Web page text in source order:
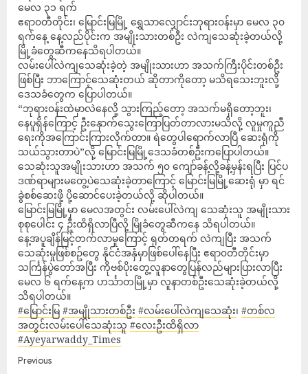
မေလ ၃၁ ရက်
ဧရာ၀တီတိုင်း၊ မြောင်းမြမြို့ ရွှေသာလျှောင်းဘုရား၀န်းမှာ မေလ ၃၀
ရက်နေ့ နေ့လည်ပိုင်းက အမျိုးသားတစ်ဦး လဲကျသေဆုံးခဲ့တယ်လို့
မြို့ခံတွေဆီကနေသိရပါတယ်။
လမ်းပေါ်လဲကျသေဆုံးခဲ့တဲ့ အမျိုးသားဟာ အသက်ကြီးပိုင်းတစ်ဦး
ဖြစ်ပြီး ဘာကြောင့်သေဆုံးတယ် ဆိုတာကိုတော့ မသိရသေးဘူးလို့
ဒေသခံတွေက ပြောပါတယ်။
“ဘုရား၀န်းထဲမှာလဲနေလို့ သွားကြည့်တော့ အသက်မရှိတော့ဘူး၊
နေပူရှိန်ကြောင့် ဦးနှောက်သွေးကြောပြတ်တာလားမသိလို့ လူမှုကူညီ
ရေးကိုအကြောင်းကြားလိုက်တာ။ ရဲတွေပါရောက်လာပြီ ဆေးရုံကို
သယ်သွားတာပဲ”လို့ မြောင်းမြမြို့ဒေသခံတစ်ဦးကပြောပါတယ်။
သေဆုံးသူအမျိုးသားဟာ အသက် ၅၀ ကျော်ခန့်လို့ခန့်မှန်းရပြီး ပြင်ပ
ဒဏ်ရာများမတွေ့ပဲသေဆုံးခဲ့တာကြောင့် မြောင်းမြမြို့ဆေးရုံ မှာ ရင်
ခွဲစစ်ဆေးဖို့ ပို့ဆောင်ပေးခဲ့တယ်လို့ ဆိုပါတယ်။
မြောင်းမြမြို့မှာ မေလအတွင်း လမ်းပေါ်လဲကျ သေဆုံးသူ အမျိုးသား
စုစုပေါင်း ၄ ဦးထိရှိလာပြီလို့ မြိုခံတွေဆီကနေ သိရပါတယ်။
နေ့အပူချိန်မြင့်တက်လာမှုကြောင့် ရုတ်တရက် လဲကျပြီး အသက်
သေဆုံးမှုဖြစ်စဥ်တွေ နိုင်ငံအနှံမှာဖြစ်ပေါ်နေပြီး ဧရာ၀တီတိုင်းမှာ
သင်္ကြန်ပွဲတော်အပြီး ကိုဗစ်ပိုးတွေ့လူနာတွေပြန်လည်များပြားလာပြီး
မေလ ၆ ရက်နေ့က ဟင်္သာတမြို့မှာ လူနာတစ်ဦးသေဆုံးခဲ့တယ်လို့
သိရပါတယ်။
#မြောင်းမြ #အမျိုသားတစ်ဦး #လမ်းပေါ်လဲကျသေဆုံး၊ #တစ်လ
အတွင်းလမ်းပေါ်သေဆုံးသူ #လေးဦးထိရှိလာ
#Ayeyarwaddy_Times
Previous